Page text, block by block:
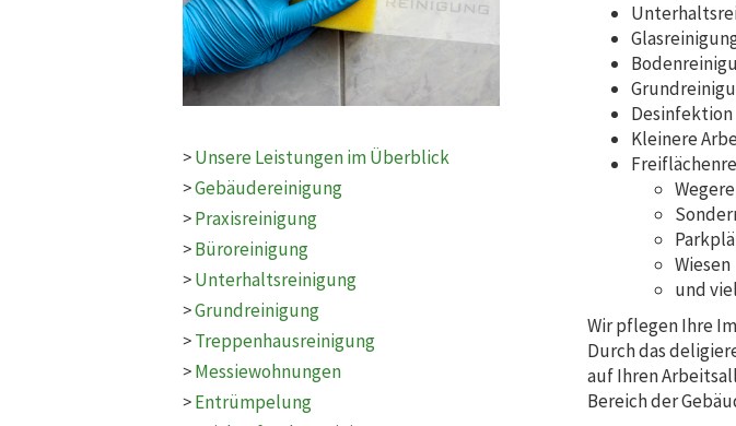
>Unsere Leistungen im Überblick
>Gebäudereinigung
>Praxisreinigung
>Büroreinigung
>Unterhaltsreinigung
>Grundreinigung
>Treppenhausreinigung
>Messiewohnungen
>Entrümpelung
Desinfektion
Kleinere
Wiesen
und
Wir pflegen Ihre
Durch das
auf Ihren
Bereich der